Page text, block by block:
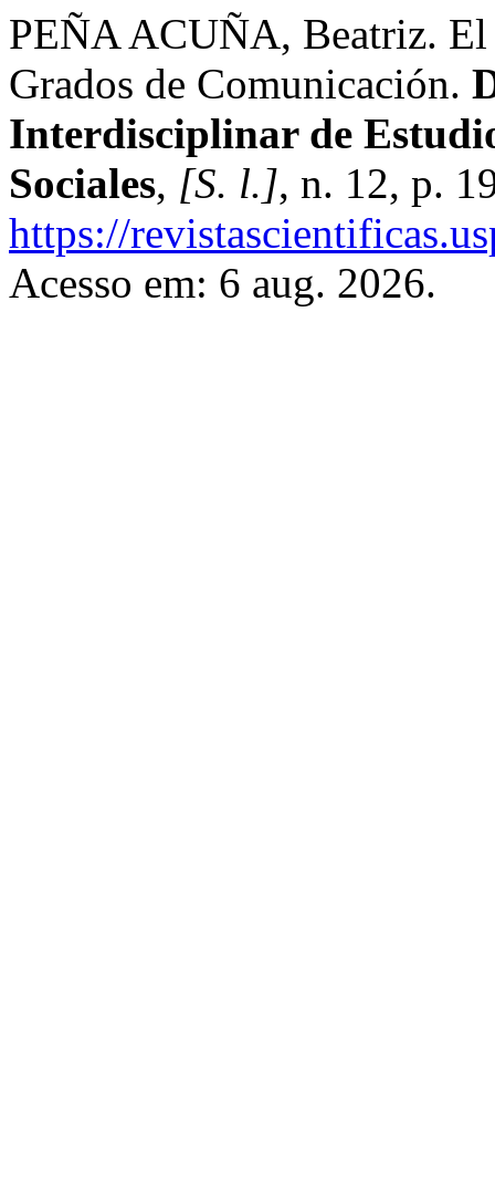
PEÑA ACUÑA, Beatriz.
Grados de Comunicación.
Interdisciplinar de
Sociales, [S. l.], n. 12, p.
https://
Acesso em: 6 aug. 2026.